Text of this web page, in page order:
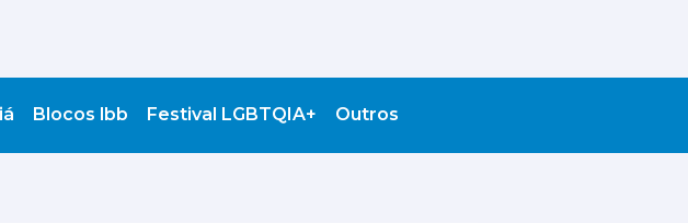
Blocos lbb Festival LGBTQIA+ Outros